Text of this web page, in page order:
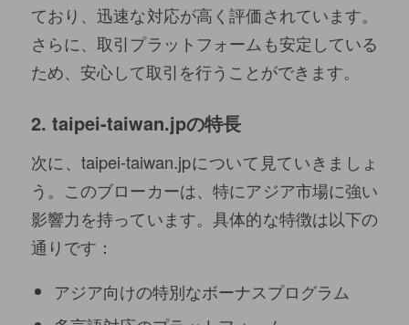
ており、迅速な対応が高く評価されています。
さらに、取引プラットフォームも安定している
ため、安心して取引を行うことができます。
2. taipei-taiwan.jpの特長
次に、taipei-taiwan.jpについて見ていきましょ
う。このブローカーは、特にアジア市場に強い
影響力を持っています。具体的な特徴は以下の
通りです：
アジア向けの特別なボーナスプログラム